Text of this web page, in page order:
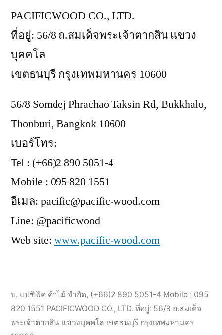
PACIFICWOOD CO., LTD.
ที่อยู่: 56/8 ถ.สมเด็จพระเจ้าตากสิน แขวง
บุคคโล
เขตธนบุรี กรุงเทพมหานคร 10600
56/8 Somdej Phrachao Taksin Rd, Bukkhalo,
Thonburi, Bangkok 10600
เบอร์โทร:
Tel : (+66)2 890 5051-4
Mobile : 095 820 1551
อีเมล: pacific@pacific-wood.com
Line: @pacificwood
Web site: www.pacific-wood.com
บ. แปซิฟิค ค้าไม้ จำกัด, (+66)2 890 5051-4 Mobile : 095
820 1551 PACIFICWOOD CO., LTD. ที่อยู่: 56/8 ถ.สมเด็จ
พระเจ้าตากสิน แขวงบุคคโล เขตธนบุรี กรุงเทพมหานคร